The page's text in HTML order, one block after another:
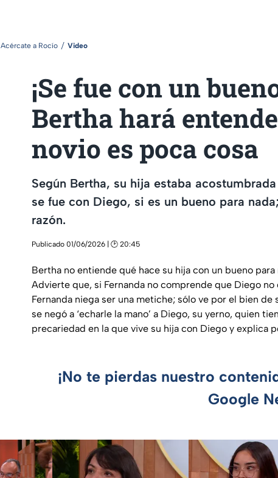
Acércate a Rocío Video
¡Se fue con un
Bertha hará
novio es poca cosa
Según Bertha, su hija estaba
se fue con Diego, si es un bueno para
razón.
Publicado 01/06/2026 | 🕑 20:45
Bertha no entiende qué hace su hija con un bueno
Advierte que, si Fernanda no comprende que Diego
Fernanda niega ser una metiche; sólo ve por el bien
se negó a ‘echarle la mano’ a Diego, su yerno, quien
precariedad en la que vive su hija con Diego y explica
¡No te pierdas nuestro
Google